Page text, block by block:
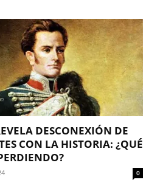
DESCONEXIÓN DE
CON LA HISTORIA: ¿QUÉ
0